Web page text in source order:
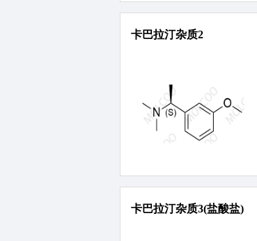
卡巴拉汀杂质2
卡巴拉汀杂质3(盐酸盐)